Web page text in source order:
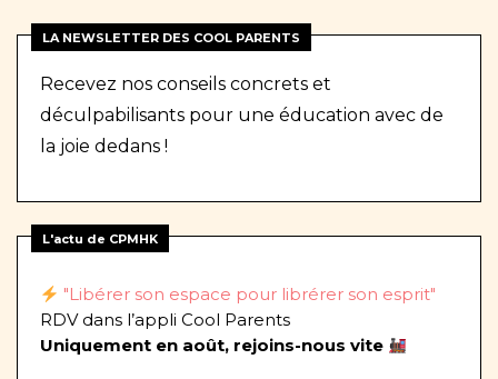
LA NEWSLETTER DES COOL PARENTS
Recevez nos conseils concrets et
déculpabilisants pour une éducation avec de
la joie dedans !
L'actu de CPMHK
"Libérer son espace pour librérer son esprit"
RDV dans l’appli Cool Parents
Uniquement en août, rejoins-nous vite